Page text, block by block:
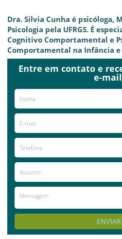
Dra. Silvia Cunha é psicóloga,
Psicologia pela UFRGS. É
Cognitivo Comportamental e
Comportamental na Infância e
Atua em psicoterapia adulto,
Possui convênio de desconto
Posto Shell, Getúlio Vargas
Alencar).
Mais informações no blog:
cunha.blogspot.com.br/
Já visitou este local?
Avaliações
Entre em contato e
e-
ENVIAR